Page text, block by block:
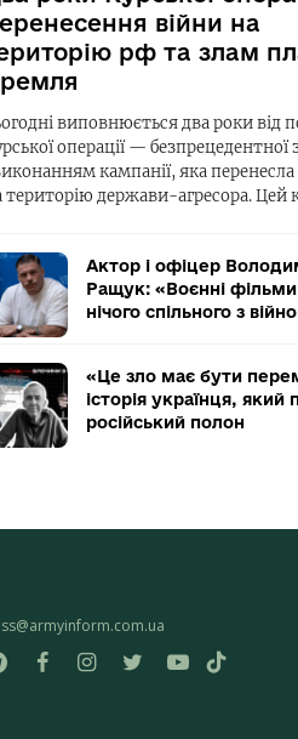
війни на
рф та злам
виповнюється два роки від
операції — безпрецедентної
кампанії, яка перенесла
територію держави-агресора. Цей
Актор і офіцер
Ращук: «Воєнні
нічого спільного з
«Це зло має бути
історія українця,
російський полон